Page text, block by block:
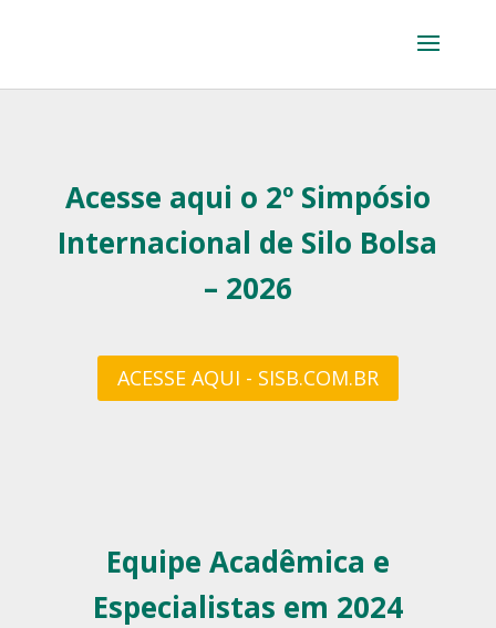
Acesse aqui o 2º Simpósio
Internacional de Silo Bolsa
– 2026
ACESSE AQUI - SISB.COM.BR
Equipe Acadêmica e
Especialistas em 2024